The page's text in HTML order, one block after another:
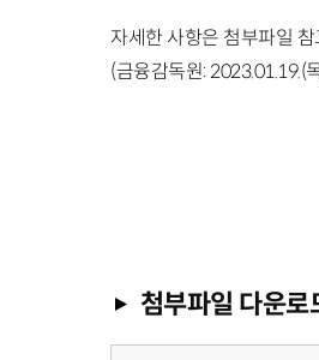
자세한 사항은 첨부파일
(금융감독원: 2023.01.19.(
첨부파일 다운로